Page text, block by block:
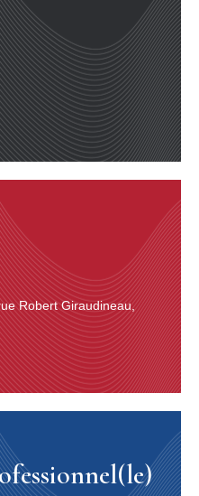
Robert Giraudineau,